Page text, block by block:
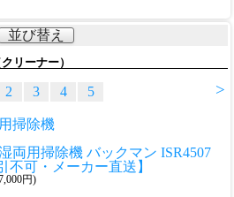
並び替え
リーナー）
>
2 3 4 5
掃除機
両用掃除機 バックマン ISR4507
不可・メーカー直送】
円)